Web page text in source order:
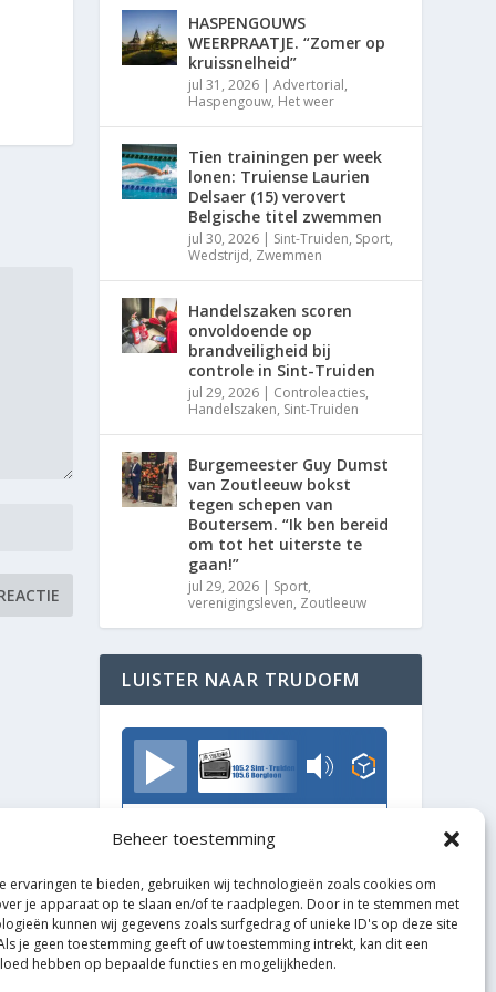
Beheer toestemming
ervaringen te bieden, gebruiken wij technologieën zoals cookies om
je apparaat op te slaan en/of te raadplegen. Door in te stemmen met
kunnen wij gegevens zoals surfgedrag of unieke ID's op deze site
je geen toestemming geeft of uw toestemming intrekt, kan dit een
hebben op bepaalde functies en mogelijkheden.
HASPENGOUWS
WEERPRAATJE. “Zomer op
kruissnelheid”
jul 31, 2026 |Advertorial,
Haspengouw, Het weer
Tien trainingen per week
lonen: Truiense Laurien
Delsaer (15) verovert
Belgische titel zwemmen
jul 30, 2026 | Sint-Truiden, Sport,
Wedstrijd, Zwemmen
Handelszaken scoren
onvoldoende op
brandveiligheid bij
controle in Sint-Truiden
jul 29, 2026 | Controleacties,
Handelszaken, Sint-Truiden
Burgemeester Guy Dumst
van Zoutleeuw bokst
tegen schepen van
Boutersem. “Ik ben bereid
om tot het uiterste te
gaan!”
jul 29, 2026 | Sport,
verenigingsleven, Zoutleeuw
LUISTER NAAR TRUDOFM
TrudoFM